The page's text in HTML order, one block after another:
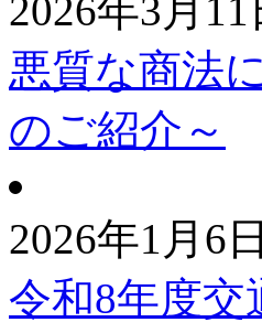
2026年3月
悪質な商法
のご紹介～
2026年1月6
令和8年度交